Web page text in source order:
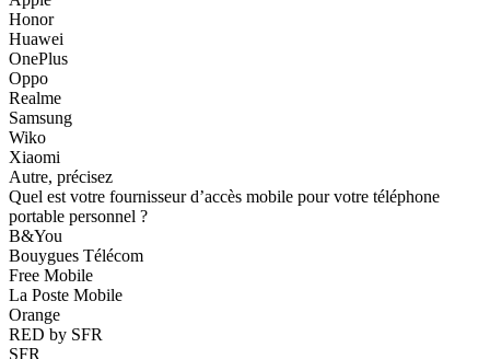
Honor
Huawei
OnePlus
Oppo
Realme
Samsung
Wiko
Xiaomi
Autre, précisez
Quel est votre fournisseur d’accès mobile pour votre téléphone
portable personnel ?
B&You
Bouygues Télécom
Free Mobile
La Poste Mobile
Orange
RED by SFR
SFR